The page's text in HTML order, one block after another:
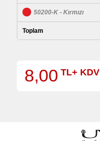
50200-K - Kırmızı
Toplam
8,00 TL+ KDV